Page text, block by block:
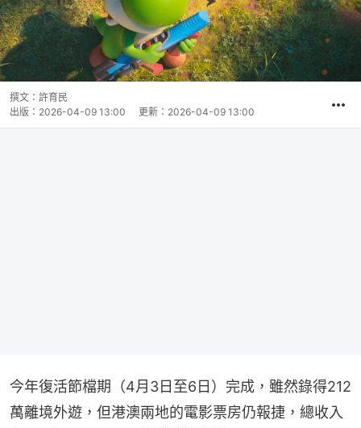
撰文： 許育民
出版： 2026-04-09 13:00 更新： 2026-04-09 13:00
今年復活節檔期（4月3日至6日）完成，雖然錄得212
萬離境外遊，但港澳兩地的電影票房仍報捷，總收入